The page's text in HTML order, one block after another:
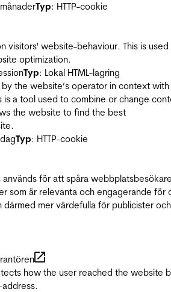
Typ: HTTP-cookie
visitors' website-behaviour. This is
optimization.
Typ: Lokal HTML-lagring
by the website’s operator in context with
is a tool used to combine or change
the website to find the best
Typ: HTTP-cookie
för att spåra
som är relevanta och engagerande för
därmed mer värdefulla för publicister och
how the user reached the website
address.